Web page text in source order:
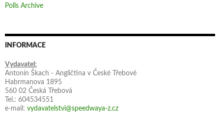
Polls Archive
INFORMACE
Vydavatel:
Antonín Škach - Angličtina v České Třebové
Habrmanova 1895
560 02 Česká Třebová
Tel.: 604534551
e-mail: vydavatelstvi@speedwaya-z.cz